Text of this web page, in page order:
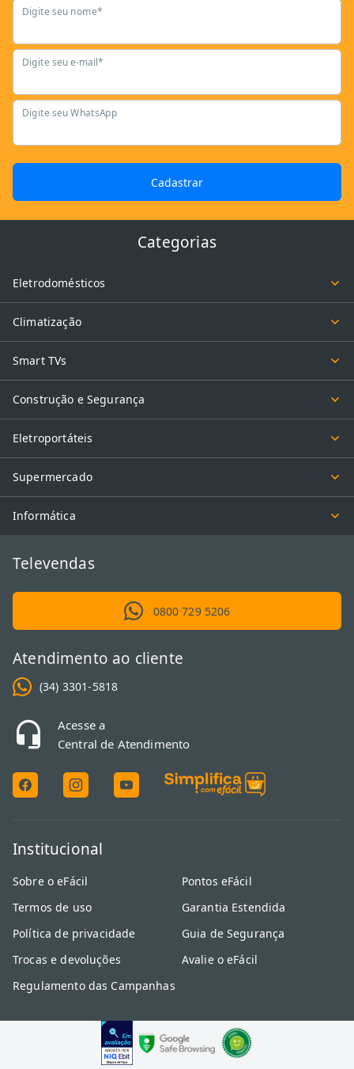
Digite seu nome*
Digite seu e-mail*
Digite seu WhatsApp
Cadastrar
Categorias
Eletrodomésticos
Climatização
Smart TVs
Construção e Segurança
Eletroportáteis
Supermercado
Informática
Televendas
0800 729 5206
Atendimento ao cliente
(34) 3301-5818
Acesse a
Central de Atendimento
Institucional
Sobre o eFácil
Termos de uso
Política de privacidade
Trocas e devoluções
Regulamento das Campanhas
Pontos eFácil
Garantia Estendida
Guia de Segurança
Avalie o eFácil